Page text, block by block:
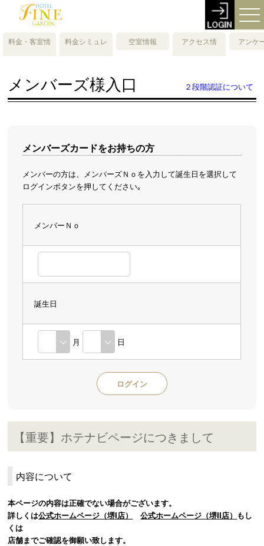
料金・客室情
料金シミュレ
空室情報
アクセス情
アンケ
メンバーズ様入口 ２段階認証について
メンバーズカードをお持ちの方
メンバーの方は、メンバーズＮｏを入力して誕生日を選択して
ログインボタンを押してください｡
メンバーＮｏ
誕生日
月 日
【重要】ホテナビページにつきまして
内容について
本ページの内容は正確でない場合がございます。
詳しくは公式ホームページ（堺I店） 公式ホームページ（堺II店） もし
くは
店舗までご確認を御願い致します。